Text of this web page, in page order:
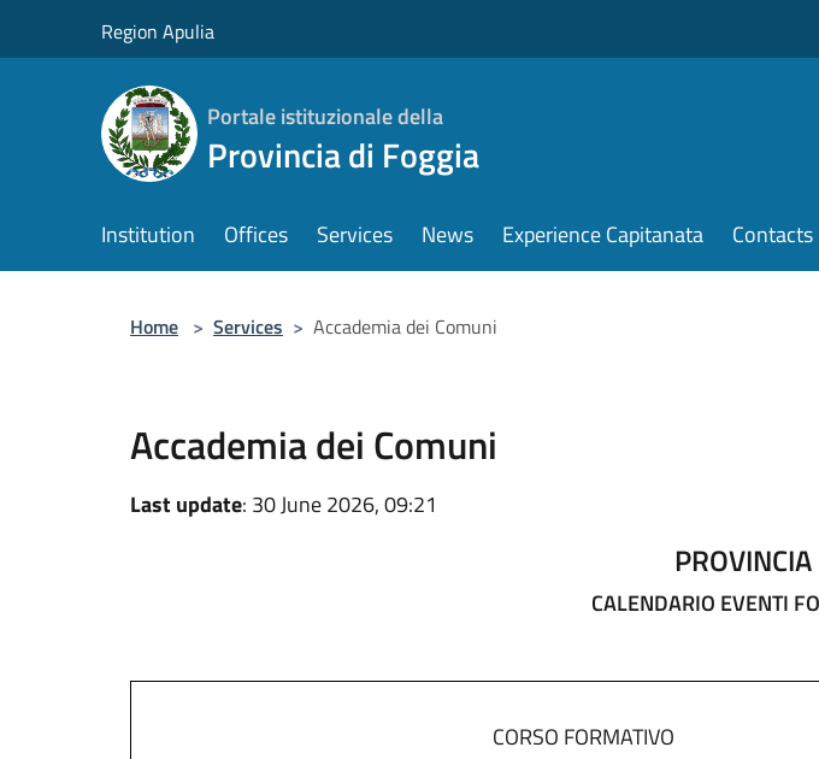
Region Apulia
Portale istituzionale della
Provincia di Foggia
Institution Offices Services News Experience Capitanata Contacts
Home > Services > Accademia dei Comuni
Accademia dei Comuni
Last update: 30 June 2026, 09:21
CALENDARIO EVENTI
CORSO FORMATIVO